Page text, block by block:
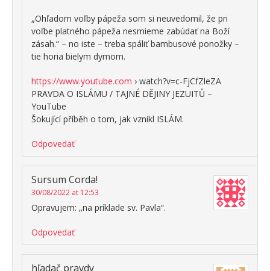
„Ohľadom voľby pápeža som si neuvedomil, že pri
voľbe platného pápeža nesmieme zabúdať na Boží
zásah.“ – no iste – treba spáliť bambusové ponožky –
tie horia bielym dymom.
https://www.youtube.com › watch?v=c-FjCfZleZA
PRAVDA O ISLÁMU / TAJNÉ DĚJINY JEZUITŮ –
YouTube
Šokující příběh o tom, jak vznikl ISLÁM.
Odpovedať
Sursum Corda!
30/08/2022 at 12:53
Opravujem: „na príklade sv. Pavla“.
Odpovedať
hľadač pravdy